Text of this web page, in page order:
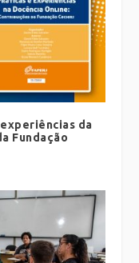
da
Fundação